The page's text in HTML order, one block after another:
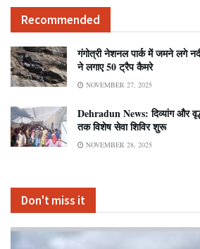
Recommended
गंगोत्री नेशनल पार्क में जमने लगे
ने लगाए 50 ट्रैप कैमरे
NOVEMBER 27, 2025
Dehradun News: दिव्यांग और
तक विशेष सेवा शिविर शुरू
NOVEMBER 28, 2025
Don't miss it